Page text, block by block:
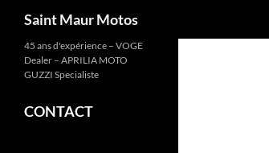
Aller
Saint Maur Motos
45 ans d'expérience – VOGE
Dealer – APRILIA MOTO
GUZZI Specialiste
CONTACT